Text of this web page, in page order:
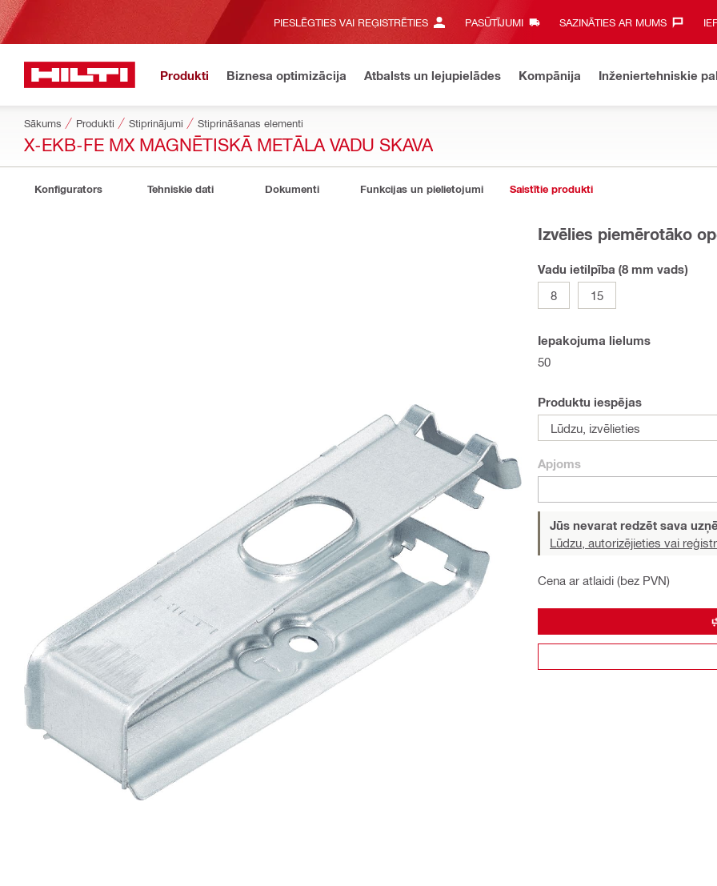
PIESLĒGTIES VAI REĢISTRĒTIES PASŪTĪJUMI SAZINĀTIES AR MUMS‎
Produkti Biznesa optimizācija Atbalsts un lejupielādes Kompānija Inženiertehniskie
Sākums Produkti Stiprinājumi Stiprināšanas elementi
X-EKB-FE MX MAGNĒTISKĀ METĀLA VADU SKAVA
Konfigurators Tehniskie dati Dokumenti Funkcijas un pielietojumi Saistītie produkti
Izvēlies piemērotāko
Vadu ietilpība (8 mm vads)
8
15
Iepakojuma lielums
50
Produktu iespējas
Lūdzu, izvēlieties
Apjoms
Jūs nevarat redzēt sava
Lūdzu, autorizējieties vai
Cena ar atlaidi (bez PVN)